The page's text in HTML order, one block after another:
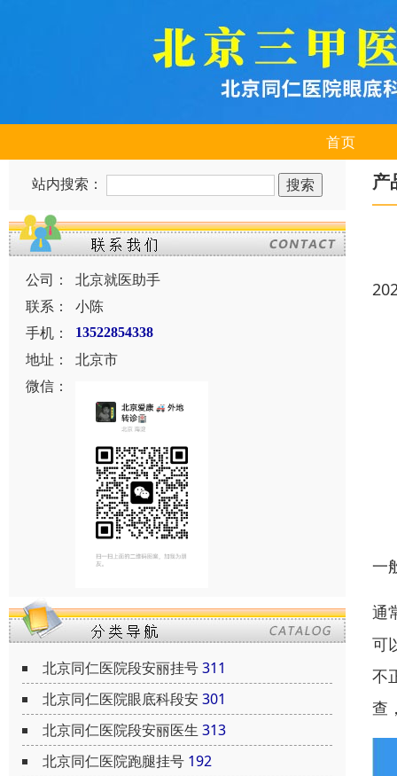
首页
站内搜索：
公司：
北京就医助手
联系：
小陈
手机：
13522854338
地址：
北京市
微信：
北京同仁医院段安丽挂号311
北京同仁医院眼底科段安301
北京同仁医院段安丽医生 313
北京同仁医院跑腿挂号 192
产
一
通
可
不
查